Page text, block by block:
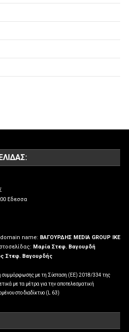
Εδεσσα
domain name: ΒΑΓΟΥΡΔΗΣ MEDIA GROUP IKE
Μαρία Στεφ. Βαγουρδή
Στεφ. Βαγουρδής
συμμόρφωσης με τη Σύσταση (ΕΕ) 2018/334 της
με τα μέτρα για την αποτελεσματική
στο διαδίκτυο (L 63)